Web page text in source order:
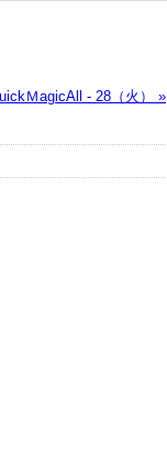
ＭagicAll - 28（火） »